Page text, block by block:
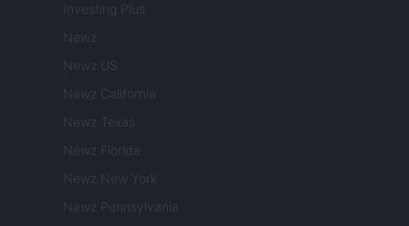
Investing Plus
Newz
Newz US
Newz California
Newz Texas
Newz Florida
Newz New York
Newz Pennsylvania